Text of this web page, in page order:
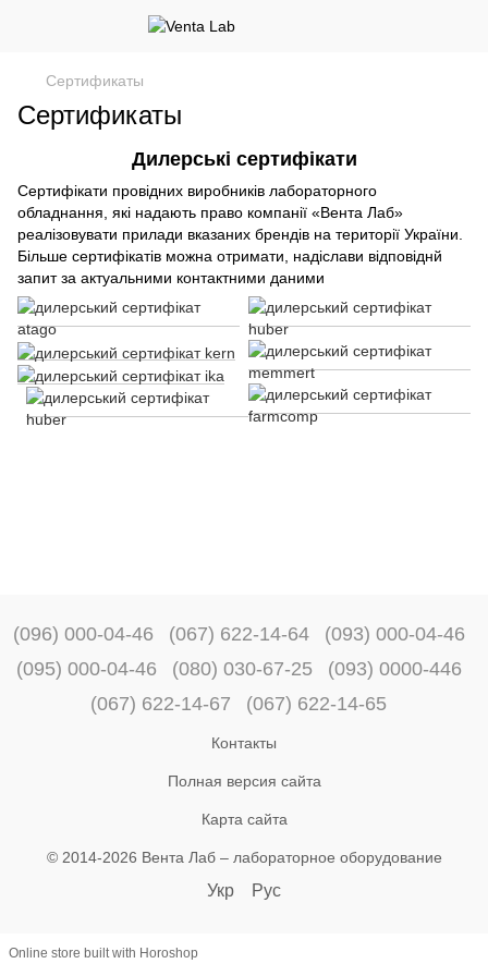
Сертификаты
Сертификаты
Дилерські сертифікати
Сертифікати провідних виробників лабораторного
обладнання, які надають право компанії «Вента Лаб»
реалізовувати прилади вказаних брендів на території України.
Більше сертифікатів можна отримати, надіслави відповіднй
запит за актуальними контактними даними
(096) 000-04-46 (067) 622-14-64
(093) 000-04-46
(095) 000-04-46
(080) 030-67-25
(093) 0000-446
(067) 622-14-67
(067) 622-14-65
Контакты
Полная версия сайта
Карта сайта
© 2014-2026 Вента Лаб – лабораторное оборудование
Укр Рус
Online store built with Horoshop